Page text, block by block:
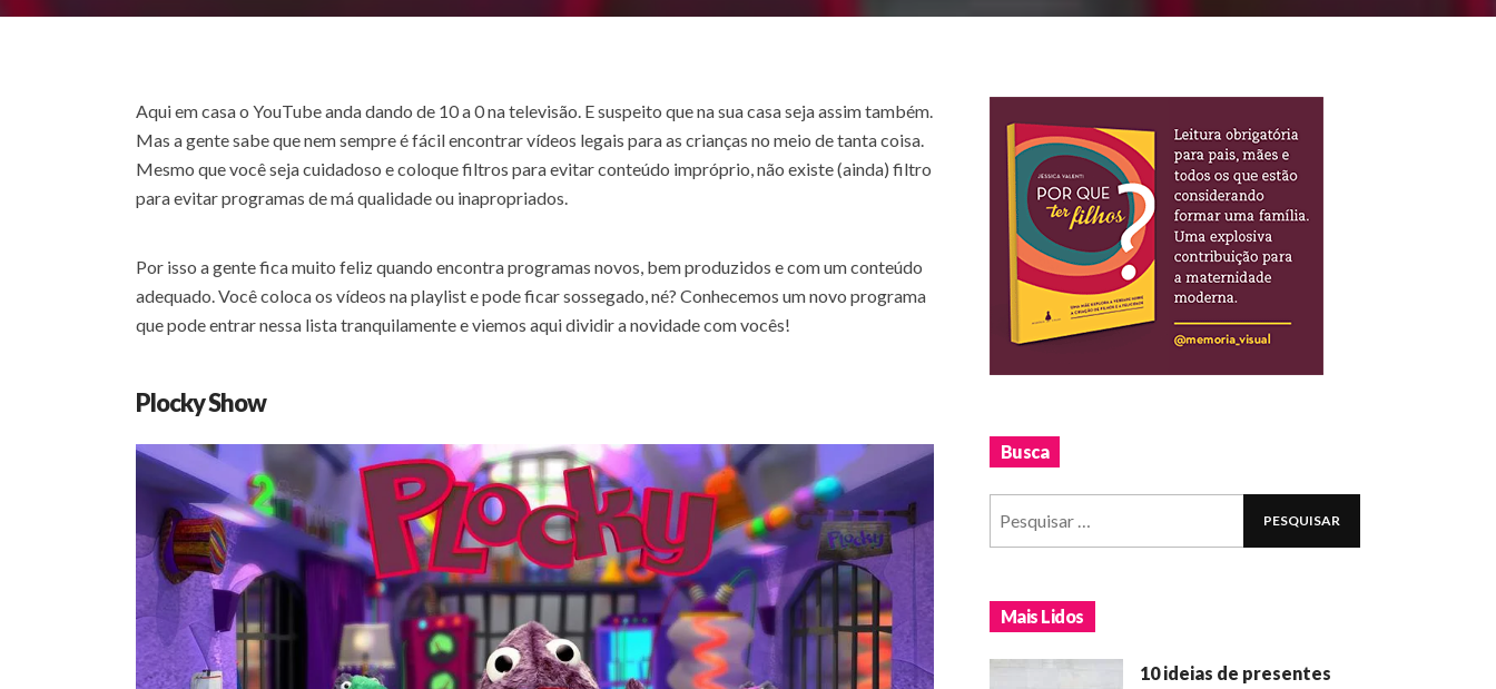
Aqui em casa o YouTube anda dando de 10 a 0 na televisão. E suspeito que na sua casa seja assim também.
Mas a gente sabe que nem sempre é fácil encontrar vídeos legais para as crianças no meio de tanta coisa.
Mesmo que você seja cuidadoso e coloque filtros para evitar conteúdo impróprio, não existe (ainda) filtro
para evitar programas de má qualidade ou inapropriados.
Por isso a gente fica muito feliz quando encontra programas novos, bem produzidos e com um conteúdo
adequado. Você coloca os vídeos na playlist e pode ficar sossegado, né? Conhecemos um novo programa
que pode entrar nessa lista tranquilamente e viemos aqui dividir a novidade com vocês!
Plocky Show
Busca
Mais Lidos
10 ideias de presentes